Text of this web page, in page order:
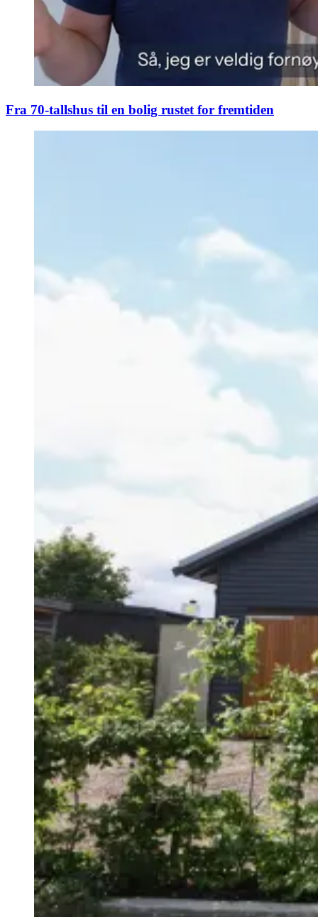
Fra 70-tallshus til en bolig rustet for fremtiden